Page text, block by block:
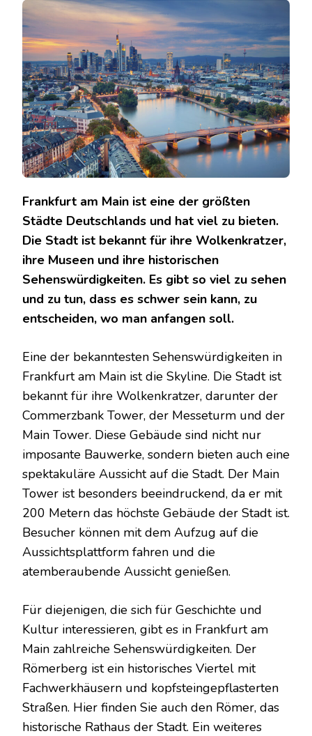
DIE
TOP
10
ATTRAKTIONEN
DER
STADT
Frankfurt am Main ist eine der größten
Städte Deutschlands und hat viel zu bieten.
Die Stadt ist bekannt für ihre Wolkenkratzer,
ihre Museen und ihre historischen
Sehenswürdigkeiten. Es gibt so viel zu sehen
und zu tun, dass es schwer sein kann, zu
entscheiden, wo man anfangen soll.
Eine der bekanntesten Sehenswürdigkeiten in
Frankfurt am Main ist die Skyline. Die Stadt ist
bekannt für ihre Wolkenkratzer, darunter der
Commerzbank Tower, der Messeturm und der
Main Tower. Diese Gebäude sind nicht nur
imposante Bauwerke, sondern bieten auch eine
spektakuläre Aussicht auf die Stadt. Der Main
Tower ist besonders beeindruckend, da er mit
200 Metern das höchste Gebäude der Stadt ist.
Besucher können mit dem Aufzug auf die
Aussichtsplattform fahren und die
atemberaubende Aussicht genießen.
Für diejenigen, die sich für Geschichte und
Kultur interessieren, gibt es in Frankfurt am
Main zahlreiche Sehenswürdigkeiten. Der
Römerberg ist ein historisches Viertel mit
Fachwerkhäusern und kopfsteingepflasterten
Straßen. Hier finden Sie auch den Römer, das
historische Rathaus der Stadt. Ein weiteres